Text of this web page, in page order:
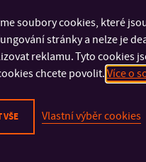
INFORMACE
soubory cookies, které
stránky a nelze je
reklamu. Tyto cookies
chcete povolit. Více o
VŠE Vlastní výběr cookies